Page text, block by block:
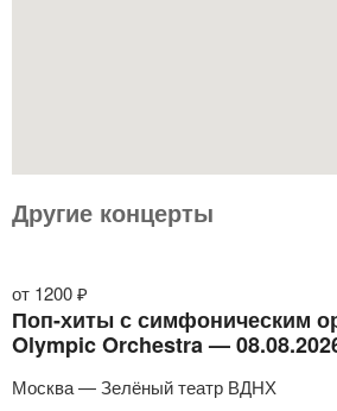
Другие концерты
от 1200 ₽
Поп-хиты с симфоническим
Olympic Orchestra —
Москва — Зелёный театр ВДНХ